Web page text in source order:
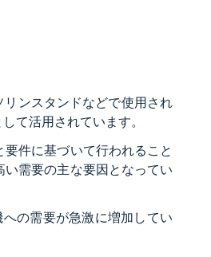
リンスタンドなどで使用され
て活用されています。
件に基づいて行われること
需要の主な要因となってい
の需要が急激に増加してい